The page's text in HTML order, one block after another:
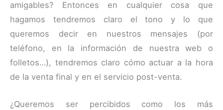
amigables? Entonces en cualquier cosa que
hagamos tendremos claro el tono y lo que
queremos decir en nuestros mensajes (por
teléfono, en la información de nuestra web o
folletos…), tendremos claro cómo actuar a la hora
de la venta final y en el servicio post-venta.
¿Queremos ser percibidos como los más